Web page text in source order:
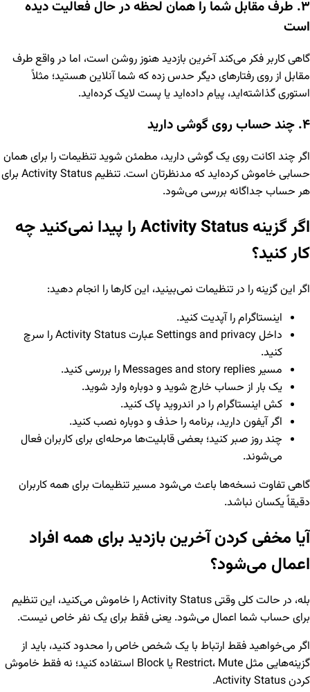
۳. طرف مقابل شما را همان لحظه در حال فعالیت دیده
است
گاهی کاربر فکر می‌کند آخرین بازدید هنوز روشن است، اما در واقع طرف
مقابل از روی رفتارهای دیگر حدس زده که شما آنلاین هستید؛ مثلاً
استوری گذاشته‌اید، پیام داده‌اید یا پست لایک کرده‌اید.
۴. چند حساب روی گوشی دارید
اگر چند اکانت روی یک گوشی دارید، مطمئن شوید تنظیمات را برای همان
حسابی خاموش کرده‌اید که مدنظرتان است. تنظیم Activity Status برای
هر حساب جداگانه بررسی می‌شود.
اگر گزینه Activity Status را پیدا نمی‌کنید چه
کار کنید؟
اگر این گزینه را در تنظیمات نمی‌بینید، این کارها را انجام دهید:
اینستاگرام را آپدیت کنید.
داخل Settings and privacy عبارت Activity Status را سرچ
کنید.
مسیر Messages and story replies را بررسی کنید.
یک بار از حساب خارج شوید و دوباره وارد شوید.
کش اینستاگرام را در اندروید پاک کنید.
اگر آیفون دارید، برنامه را حذف و دوباره نصب کنید.
چند روز صبر کنید؛ بعضی قابلیت‌ها مرحله‌ای برای کاربران فعال
می‌شوند.
گاهی تفاوت نسخه‌ها باعث می‌شود مسیر تنظیمات برای همه کاربران
دقیقاً یکسان نباشد.
آیا مخفی کردن آخرین بازدید برای همه افراد
اعمال می‌شود؟
بله، در حالت کلی وقتی Activity Status را خاموش می‌کنید، این تنظیم
برای حساب شما اعمال می‌شود. یعنی فقط برای یک نفر خاص نیست.
اگر می‌خواهید فقط ارتباط با یک شخص خاص را محدود کنید، باید از
گزینه‌هایی مثل Restrict، Mute یا Block استفاده کنید؛ نه فقط خاموش
کردن Activity Status.